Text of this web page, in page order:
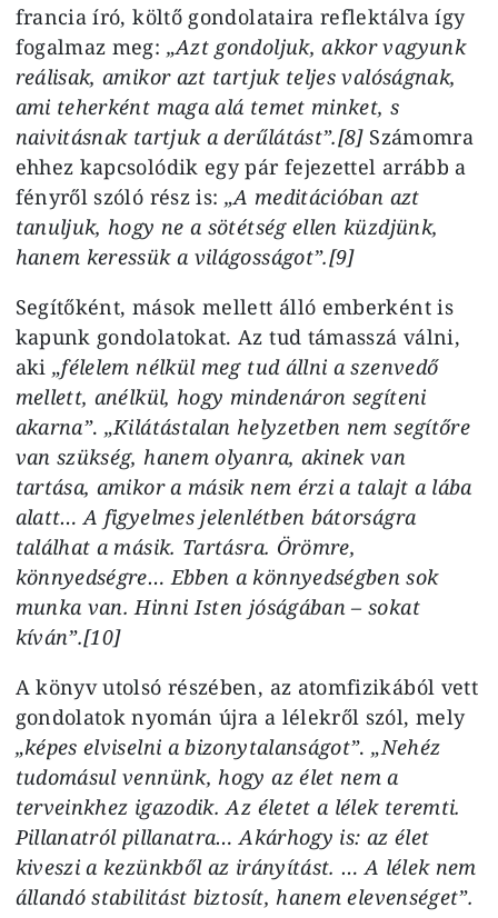
francia író, költő gondolataira reflektálva így
fogalmaz meg: „Azt gondoljuk, akkor vagyunk
reálisak, amikor azt tartjuk teljes valóságnak,
ami teherként maga alá temet minket, s
naivitásnak tartjuk a derűlátást”.[8]Számomra
ehhez kapcsolódik egy pár fejezettel arrább a
fényről szóló rész is: „A meditációban azt
tanuljuk, hogy ne a sötétség ellen küzdjünk,
hanem keressük a világosságot”.[9]
Segítőként, mások mellett álló emberként is
kapunk gondolatokat. Az tud támasszá válni,
aki „félelem nélkül meg tud állni a szenvedő
mellett, anélkül, hogy mindenáron segíteni
akarna”. „Kilátástalan helyzetben nem segítőre
van szükség, hanem olyanra, akinek van
tartása, amikor a másik nem érzi a talajt a lába
alatt… A figyelmes jelenlétben bátorságra
találhat a másik. Tartásra. Örömre,
könnyedségre… Ebben a könnyedségben sok
munka van. Hinni Isten jóságában – sokat
kíván”.[10]
A könyv utolsó részében, az atomfizikából vett
gondolatok nyomán újra a lélekről szól, mely
„képes elviselni a bizonytalanságot”.„Nehéz
tudomásul vennünk, hogy az élet nem a
terveinkhez igazodik. Az életet a lélek teremti.
Pillanatról pillanatra… Akárhogy is: az élet
kiveszi a kezünkből az irányítást. … A lélek nem
állandó stabilitást biztosít, hanem elevenséget”.